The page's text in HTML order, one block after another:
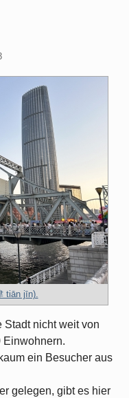
tiān jīn).
nicht weit von
Einwohnern.
ein Besucher aus
gelegen, gibt es hier